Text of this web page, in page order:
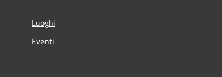
Luoghi
Eventi